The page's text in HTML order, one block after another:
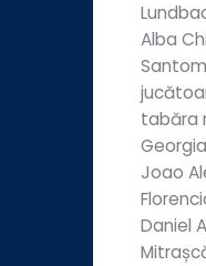
Alba
tabăra
Joao
Daniel